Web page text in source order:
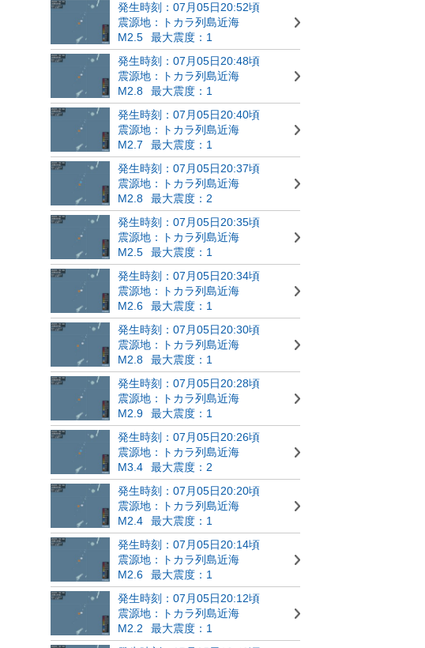
発生時刻：07月05日20:52頃
震源地：トカラ列島近海
M2.5
最大震度：1
発生時刻：07月05日20:48頃
震源地：トカラ列島近海
M2.8
最大震度：1
発生時刻：07月05日20:40頃
震源地：トカラ列島近海
M2.7
最大震度：1
発生時刻：07月05日20:37頃
震源地：トカラ列島近海
M2.8
最大震度：2
発生時刻：07月05日20:35頃
震源地：トカラ列島近海
M2.5
最大震度：1
発生時刻：07月05日20:34頃
震源地：トカラ列島近海
M2.6
最大震度：1
発生時刻：07月05日20:30頃
震源地：トカラ列島近海
M2.8
最大震度：1
発生時刻：07月05日20:28頃
震源地：トカラ列島近海
M2.9
最大震度：1
発生時刻：07月05日20:26頃
震源地：トカラ列島近海
M3.4
最大震度：2
発生時刻：07月05日20:20頃
震源地：トカラ列島近海
M2.4
最大震度：1
発生時刻：07月05日20:14頃
震源地：トカラ列島近海
M2.6
最大震度：1
発生時刻：07月05日20:12頃
震源地：トカラ列島近海
M2.2
最大震度：1